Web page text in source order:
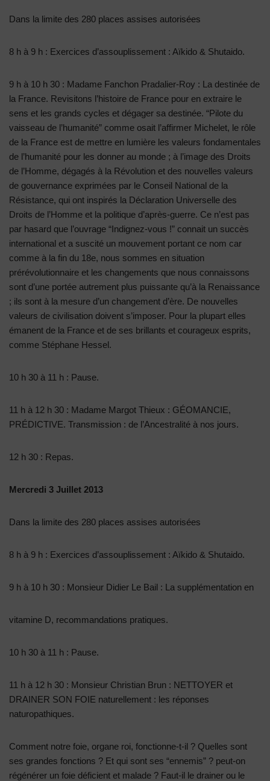
Dans la limite des 280 places assises autorisées
8 h à 9 h : Exercices d’assouplissement : Aïkido & Shutaido.
9 h à 10 h 30 : Madame Fanchon Pradalier-Roy : La destinée de
la France. Revisitons l’histoire de France pour en extraire le
sens et les grands cycles et dégager sa destinée. “Pilote du
vaisseau de l’humanité” comme osait l’affirmer Michelet, le rôle
de la France est de mettre en lumière les valeurs fondamentales
de l’humanité pour les donner au monde ; à l’image des Droits
de l’Homme, dégagés à la Révolution et des nouvelles valeurs
de gouvernance exprimées par le Conseil National de la
Résistance, qui ont inspirés la Déclaration Universelle des
Droits de l’Homme et la politique d’après-guerre. Ce n’est pas
par hasard que l’ouvrage “Indignez-vous !” connait un succès
international et a suscité un mouvement portant ce nom car
comme à la fin du 18e, nous sommes en situation
prérévolutionnaire et les changements que nous connaissons
sont d’une portée autrement plus puissante qu’à la Renaissance
; ils sont à la mesure d’un changement d’ère. De nouvelles
valeurs de civilisation doivent s’imposer. Pour la plupart elles
émanent de la France et de ses brillants et courageux esprits,
comme Stéphane Hessel.
10 h 30 à 11 h : Pause.
11 h à 12 h 30 : Madame Margot Thieux : GÉOMANCIE,
PRÉDICTIVE. Transmission : de l’Ancestralité à nos jours.
12 h 30 : Repas.
Mercredi 3 Juillet 2013
Dans la limite des 280 places assises autorisées
8 h à 9 h : Exercices d’assouplissement : Aïkido & Shutaido.
9 h à 10 h 30 : Monsieur Didier Le Bail : La supplémentation en
vitamine D, recommandations pratiques.
10 h 30 à 11 h : Pause.
11 h à 12 h 30 : Monsieur Christian Brun : NETTOYER et
DRAINER SON FOIE naturellement : les réponses
naturopathiques.
Comment notre foie, organe roi, fonctionne-t-il ? Quelles sont
ses grandes fonctions ? Et qui sont ses “ennemis” ? peut-on
régénérer un foie déficient et malade ? Faut-il le drainer ou le